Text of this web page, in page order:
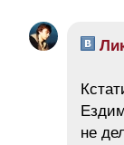
не